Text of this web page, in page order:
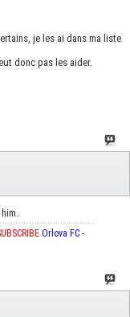
je les ai dans ma liste
donc pas les aider.
Orlova FC-